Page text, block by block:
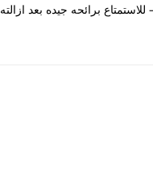
برائحه جيده بعد ازالته